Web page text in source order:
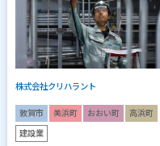
株式会社クリハラント
敦賀市 美浜町 おおい町 高浜町
建設業